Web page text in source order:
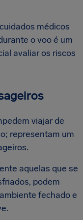
médicos
o voo é um
avaliar os riscos
viajar de
representam um
aquelas que se
podem
fechado e